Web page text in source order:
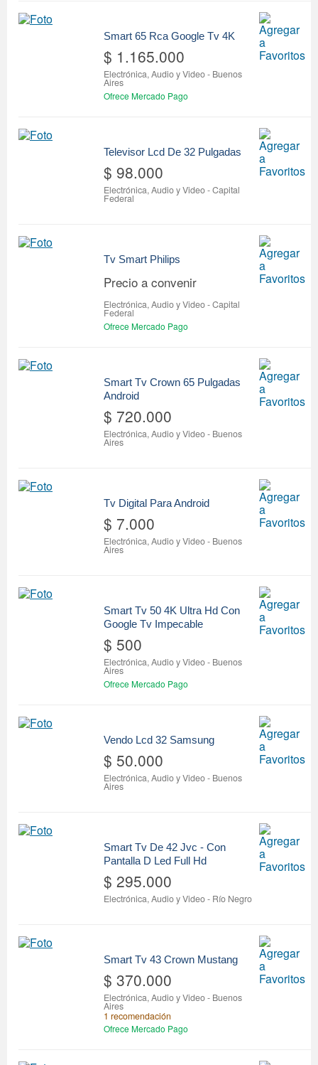
Smart 65 Rca Google Tv 4K
$ 1.165.000
Electrónica, Audio y Video- Buenos
Aires
Ofrece Mercado Pago
Televisor Lcd De 32 Pulgadas
$ 98.000
Electrónica, Audio y Video-Capital
Federal
Tv Smart Philips
Precio a convenir
Electrónica, Audio y Video-Capital
Federal
Ofrece Mercado Pago
Smart Tv Crown 65 Pulgadas
Android
$ 720.000
Electrónica, Audio y Video- Buenos
Aires
Tv Digital Para Android
$ 7.000
Electrónica, Audio y Video- Buenos
Aires
Smart Tv 50 4K Ultra Hd Con
Google Tv Impecable
$ 500
Electrónica, Audio y Video- Buenos
Aires
Ofrece Mercado Pago
Vendo Lcd 32 Samsung
$ 50.000
Electrónica, Audio y Video- Buenos
Aires
Smart Tv De 42 Jvc - Con
Pantalla D Led Full Hd
$ 295.000
Electrónica, Audio y Video- Río Negro
Smart Tv 43 Crown Mustang
$ 370.000
Electrónica, Audio y Video- Buenos
Aires
1 recomendación
Ofrece Mercado Pago